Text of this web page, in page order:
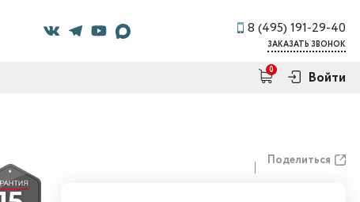
8 (495) 191-29-40
ЗАКАЗАТЬ ЗВОНОК
0 Войти
Поделиться